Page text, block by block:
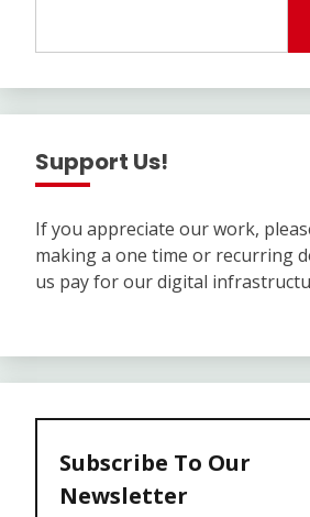
Support Us!
If you appreciate our work,
making a one time or recurring
us pay for our digital
Subscribe To Our
Newsletter